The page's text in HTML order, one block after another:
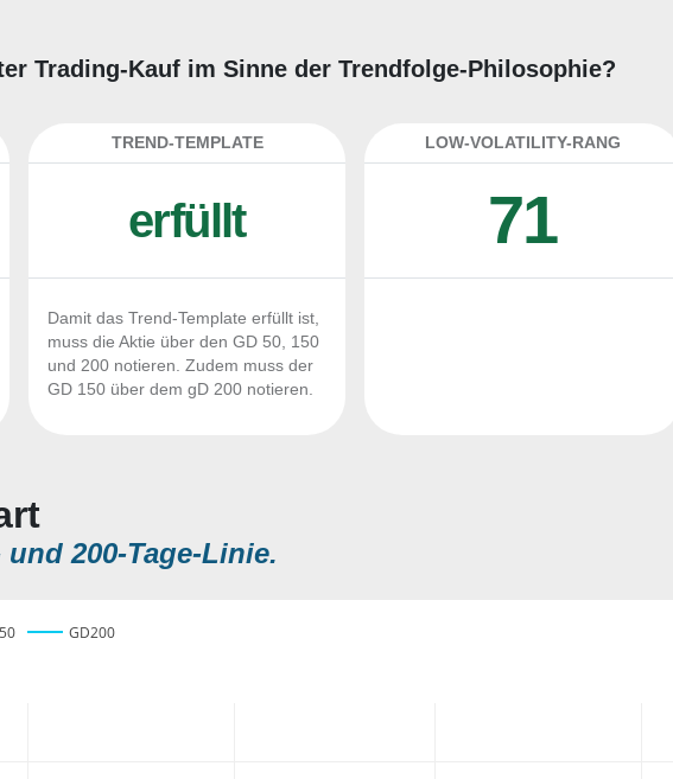
Trading-Kauf im Sinne der Trendfolge-Philosophie?
TREND-TEMPLATE
erfüllt
Damit das Trend-Template erfüllt ist,
muss die Aktie über den GD 50, 150
und 200 notieren. Zudem muss der
GD 150 über dem gD 200 notieren.
LOW-VOLATILITY-RANG
71
200-Tage-Linie.
GD200